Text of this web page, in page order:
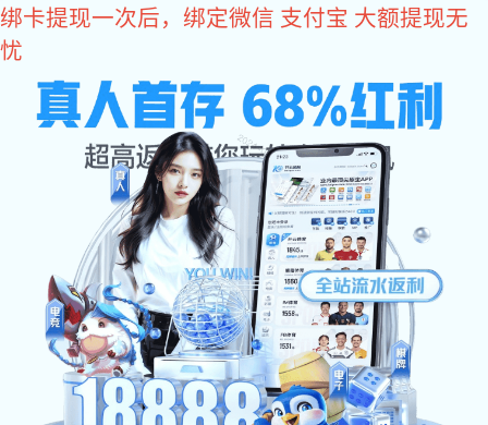
富联娱乐
网站富联娱乐
关于辉士达
产品中心